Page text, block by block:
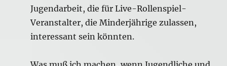
Jugendarbeit, die für Live-Rollenspiel-
Veranstalter, die Minderjährige zulassen,
interessant sein könnten.